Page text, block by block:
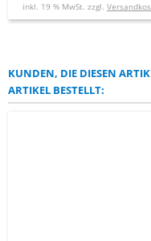
inkl. 19 % MwSt. zzgl.
KUNDEN, DIE DIESEN
ARTIKEL BESTELLT: